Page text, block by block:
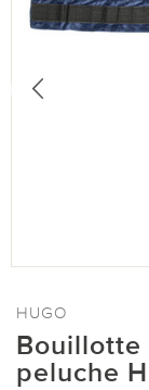
HUGO
Bouillotte
peluche